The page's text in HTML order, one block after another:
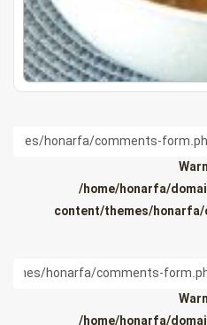
/home/honarfa/
content/themes/